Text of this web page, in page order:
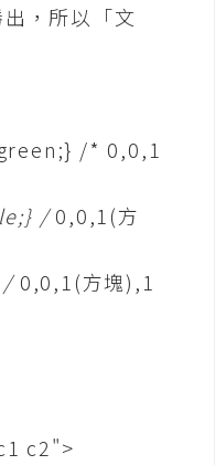
，所以「文
/* 0,0,1
/0,0,1(方
/0,0,1(方塊),1
c2">